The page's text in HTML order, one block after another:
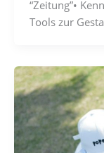
“Zeitung”•
Tools zur